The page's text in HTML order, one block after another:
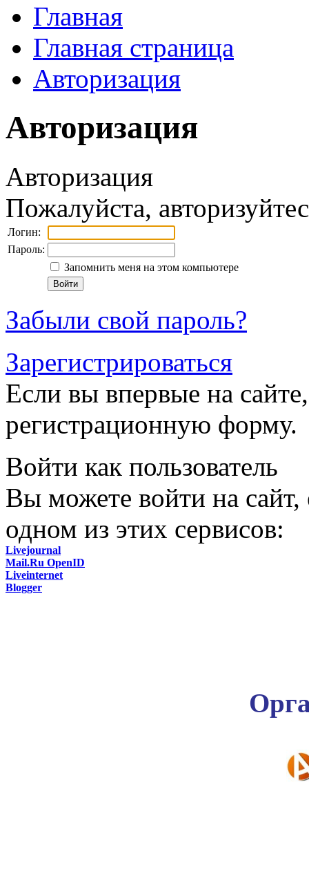
Главная
Главная страница
Авторизация
Авторизация
Авторизация
Пожалуйста,
Логин:
Пароль:
Запомнить меня на этом компьютере
Забыли свой пароль?
Зарегистрироваться
Если вы впервые на
регистрационную форму.
Войти как пользователь
Вы можете войти на сайт,
одном из этих сервисов:
Livejournal
Mail.Ru OpenID
Liveinternet
Blogger